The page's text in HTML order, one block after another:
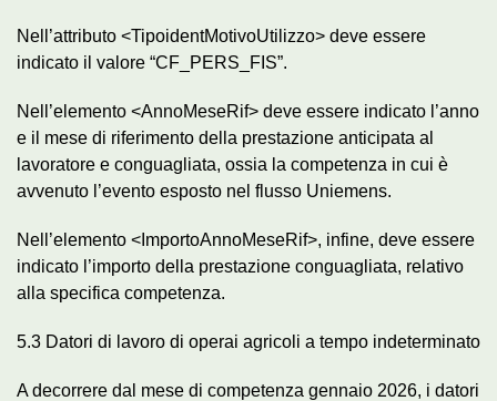
Nell’attributo <TipoidentMotivoUtilizzo> deve essere
indicato il valore “CF_PERS_FIS”.
Nell’elemento <AnnoMeseRif> deve essere indicato l’anno
e il mese di riferimento della prestazione anticipata al
lavoratore e conguagliata, ossia la competenza in cui è
avvenuto l’evento esposto nel flusso Uniemens.
Nell’elemento <ImportoAnnoMeseRif>, infine, deve essere
indicato l’importo della prestazione conguagliata, relativo
alla specifica competenza.
5.3 Datori di lavoro di operai agricoli a tempo indeterminato
A decorrere dal mese di competenza gennaio 2026, i datori